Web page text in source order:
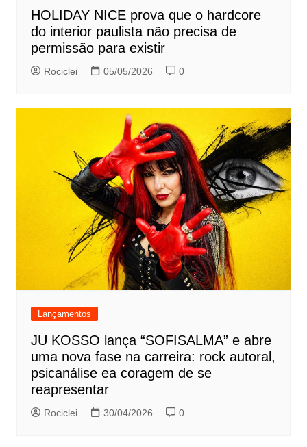
HOLIDAY NICE prova que o hardcore
do interior paulista não precisa de
permissão para existir
Rociclei 05/05/2026 0
Lançamentos
JU KOSSO lança “SOFISALMA” e abre
uma nova fase na carreira: rock autoral,
psicanálise ea coragem de se
reapresentar
Rociclei 30/04/2026 0